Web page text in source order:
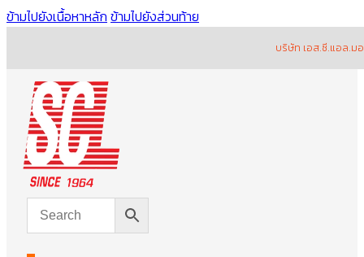
ข้ามไปยังเนื้อหาหลัก ข้ามไปยังส่วนท้าย
บริษัท เอส.ซี.แอล.มอเ